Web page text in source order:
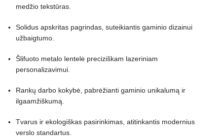
medžio tekstūras.
Solidus apskritas pagrindas, suteikiantis gaminio dizainui
užbaigtumo.
Šlifuoto metalo lentelė preciziškam lazeriniam
personalizavimui.
Rankų darbo kokybė, pabrėžianti gaminio unikalumą ir
ilgaamžiškumą.
Tvarus ir ekologiškas pasirinkimas, atitinkantis modernius
verslo standartus.